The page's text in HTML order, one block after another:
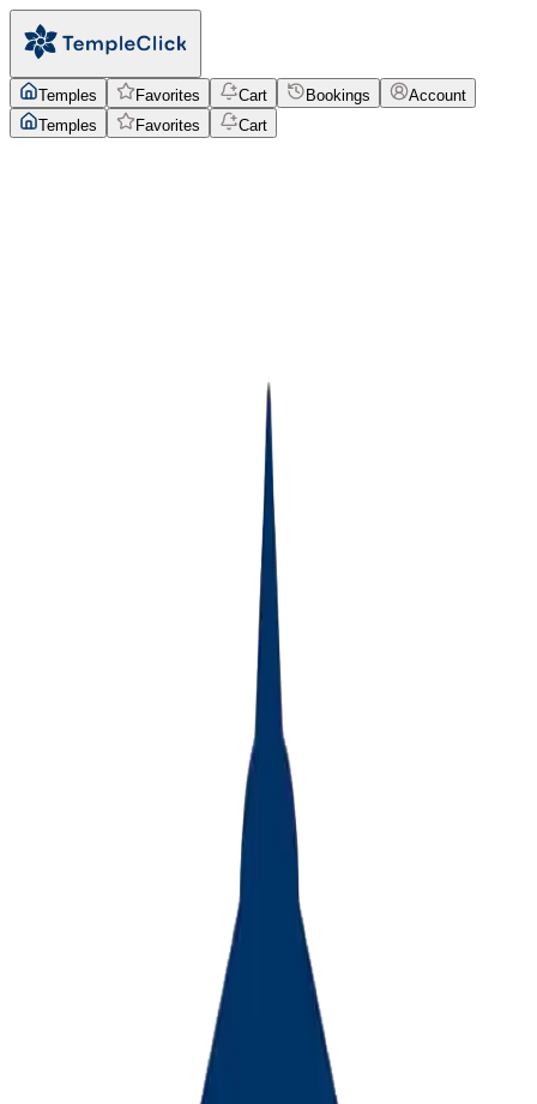
Temples Favorites Cart Bookings
Account
Temples
Favorites Cart